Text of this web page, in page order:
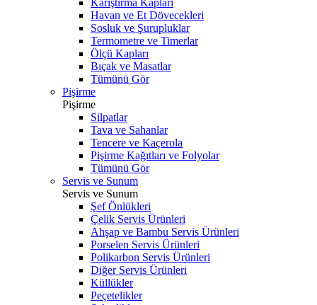
Karıştırma Kapları
Havan ve Et Dövecekleri
Sosluk ve Şurupluklar
Termometre ve Timerlar
Ölçü Kapları
Bıçak ve Masatlar
Tümünü Gör
Pişirme
Pişirme
Silpatlar
Tava ve Sahanlar
Tencere ve Kaçerola
Pişirme Kağıtları ve Folyolar
Tümünü Gör
Servis ve Sunum
Servis ve Sunum
Şef Önlükleri
Çelik Servis Ürünleri
Ahşap ve Bambu Servis Ürünleri
Porselen Servis Ürünleri
Polikarbon Servis Ürünleri
Diğer Servis Ürünleri
Küllükler
Peçetelikler